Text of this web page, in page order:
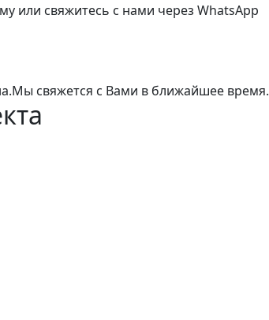
или свяжитесь с нами через WhatsApp
Мы свяжется с Вами в ближайшее время.